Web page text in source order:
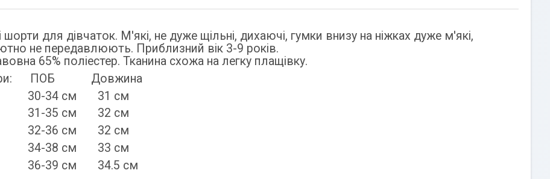
шорти для дівчаток. М'які, не дуже щільні, дихаючі, гумки внизу на ніжках дуже м'які,
не передавлюють. Приблизний вік 3-9 років.
65% поліестер. Тканина схожа на легку плащівку.
ПОБ Довжина
34 см 31 см
35 см 32 см
36 см 32 см
38 см 33 см
39 см 34.5 см